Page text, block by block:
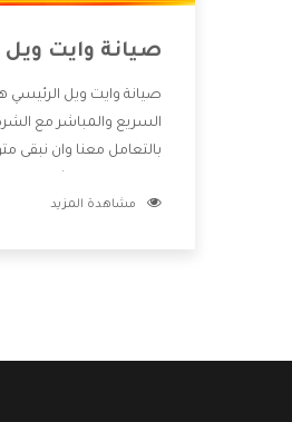
صيانة وايت ويل
صيانة وايت ويل
السريع والمباشر مع
بالتعامل معنا وان نبقى
للعميل وان يستمتع
مشاهدة المزيد